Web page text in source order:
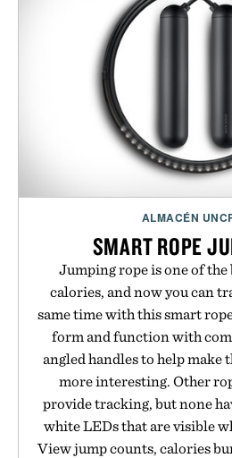
ALMACÉN
SMART ROPE
Jumping rope is one of the
calories, and now you can
same time with this smart
form and function with
angled handles to help make
more interesting. Other
provide tracking, but none
white LEDs that are visible
View jump counts, calories